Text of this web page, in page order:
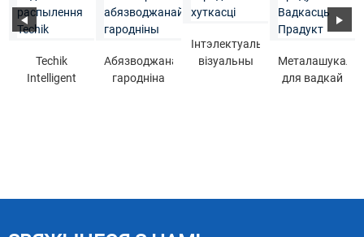
Techik
Intelligent
Абязводжаная
гародніна
Інтэлектуальны
візуальны
для вадкай